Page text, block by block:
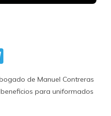
de Manuel Contreras
para uniformados